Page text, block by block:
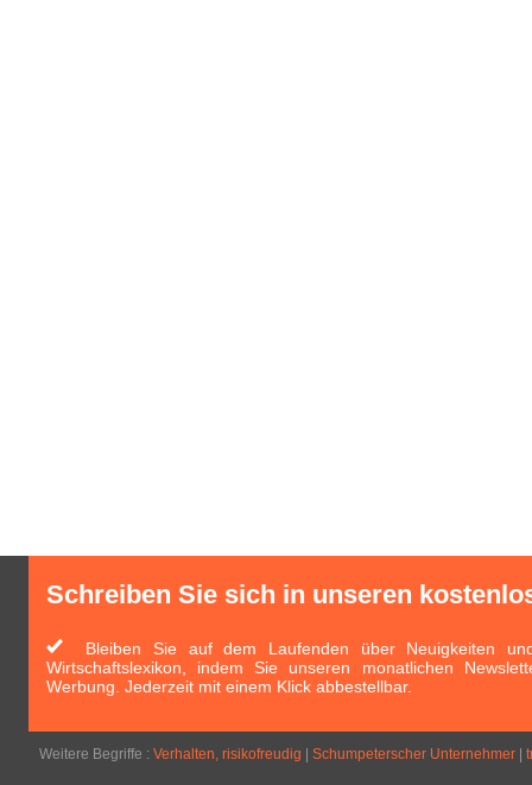
Schreiben Sie sich in unseren
Bleiben Sie auf dem Laufenden über Neuigkeiten
Wirtschaftslexikon, indem Sie unseren monatlichen
Werbung. Jederzeit mit einem Klick abbestellbar.
Weitere Begriffe : Verhalten, risikofreudig Schumpeterscher Unternehmer